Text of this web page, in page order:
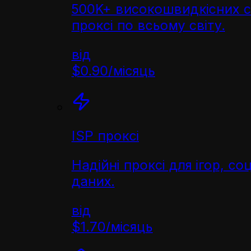
500K+ високошвидкісних
проксі по всьому світу.
від
$0.90/місяць
ISP проксі
Надійні проксі для ігор,
даних.
від
$1.70/місяць